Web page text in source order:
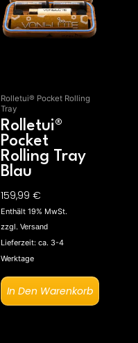
Rolletui® Pocket Rolling
Tray
Rolletui®
Pocket
Rolling Tray
Blau
159,99€
Enthält 19% MwSt.
zzgl.Versand
Lieferzeit: ca. 3-4
Werktage
In Den Warenkorb